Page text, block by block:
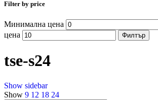
Filter by price
Минимална цена
цена
Филтър
tse-s24
Show sidebar
Show 9 12 18 24